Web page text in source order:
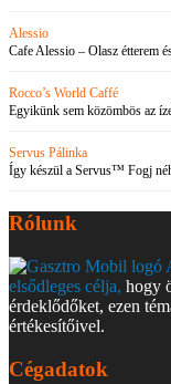
Alessio
Cafe Alessio – Olasz étterem
Rocco’s World Caffé
Egyikünk sem közömbös az
Servus Pálinka
Így készül a Servus™ Fogj
Rólunk
elsődleges célja, hogy
érdeklődőket, ezen
értékesítőivel.
Cégadatok